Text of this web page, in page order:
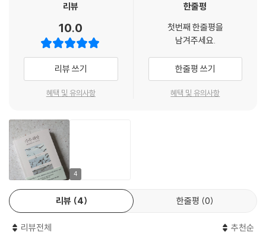
다. 빚을 졌다는 마음은 어머니와 결별하고 난 뒤에도 내 양심을 괴롭혔다.
이 주제에 관한 린지 깁슨의 지혜로운 발언을 내가 몇 년만 일찍 알았더라
면. "아이의 신체적·경제적 필요를 충족시켜주는 것과 정서적 필요를 충족
시켜주는 것은 다른 문제다.” 내가 어머니에게 받은 것이 무엇이든, 어머니
가 나를 그토록 천대하며 진 정신적 빚에 비하면 한참 부족하다.
--- p.157
폭력적인 남편이 그녀를 폭행하자 프레드는 “네가 돈을 벌면” 남편을 떠날
수 있다고 말했다. 하지만 결국 프레드는 딸에게 변호사 선임 비용을 대주
었다. 카를라가 아들의 중독으로 힘들어할 때는 모른 척해놓고 나중에는
손
자가 있는 재활시설에 방문하기 위해 전국을 누볐다. 프레드는 딸을 트라
우마 유대에 걸려들게 한 것이다. 그는 카를라를 요요처럼 다루었다. 어떤
때는 괴롭고 심지어 상처까지 주는 거절로 그녀를 밀어내다가도, 이내 실
을 감아 그녀에게 결국 위기 상황에서는 아버지가 가장 든든한 지원군이라
는 희망을 품도록 했다. 그녀는 아버지의 회피 성향이 치료되지 않은 트라
러한 긍정 압박은 학대 피해자에게 특히 해롭다. 생존자로 하여금 자신의
감정을 무시하고 고통을 억누르게 하는 한편, 억지 용서와 화해를 강권하
여 문제를 일으킨 학대자와 사회는 보호하기 때문이다. 에이먼 돌런은 이
를 ‘유해한 긍정성’이라 칭하며, 생존자들이 자신의 학대 경험과 고통을 들
여다보고 논의하는 과정을 가로막는다고 지적한다. 돌런은 이 외에도 법률
과 드라마 등 다양한 전문분야와 대중문화를 분석하며 사회가 학대 생존자
의 입을 막아온 방식을 폭로한다. 물론 거기서 그치지 않는다. 학대로부터
안한다.
우리는 가족에게 빚지지 않았다
피의 유대를 넘어 선택의 연대로
저자는 세간의 오해와 다르게 절연이 단번에 이루어지는 극단적이고 돌발
적인 과정이 아니라고 설명한다. 절연은 점진적이고 세심한 과정이며, 잠
재중인 관계 회복의 가능성을 파악하는 과정이기도 하다. 돌런은 문제가족
절연하는 장면으로 이야기를 시작한다. 집을 떠나는 데에 왜 그토록 긴 시
간과 그만큼의 용기와 결단이 필요했을까. 대답은 우리가 너무나 자주 들
어 익숙해진 편견에서 찾을 수 있을지 모른다. 혈연관계는 떼려야 뗄 수 없
문제 행동을 교정하려다 야기된 학대일 것이라는 속단, 치유와 화해만을
바라는 상담지도사들, 강도 높은 신체 폭력을 중심으로 학대를 ’전시’하는
미디어 탓에 일상적인 모욕과 무시는 학대가 아니라고 보는 시선까지…….
의 ‘힘’에 대해서는 이야기하지 않는다는 점일 것이다. 에이먼 돌런은 문제
가족과의 절연을 ‘가족 해방’으로 정의하였고, 책을 통해서 자신을 잃지 않
는 삶을 함께 기필코 만들어내자고 전한다. 무기력과 복종을 강제한 가족
의 학대를 끊어낸 그 힘이 다른 삶을 살아갈 힘을 만들어낼 것이라고, 그 과
정에는 상당한 기쁨과 해방감이 우리에게 다가오리라고 약속한다. 독서 초
반부엔 저자가 자신이 경험한 아동학대와 사회 전반에 만연한 학대를 혹여
‘이상한 가족’의 문제로만 다루지 않을까, 내심 우려하며 책장을 넘겼다.
리뷰
10.0
리뷰 쓰기
혜택 및 유의사항
한줄평
첫번째 한줄평을
남겨주세요.
한줄평 쓰기
혜택 및 유의사항
4
리뷰 4 한줄평 0
리뷰전체 추천순